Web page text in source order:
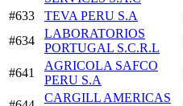
#633
TEVA PERU S.A
#634
LABORATORIOS
PORTUGAL S.C.R.L
#641
AGRICOLA SAFCO
PERU S.A
CARGILL AMERICAS